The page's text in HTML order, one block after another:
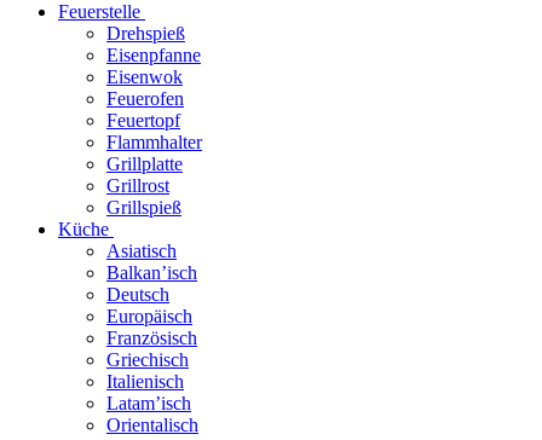
Feuerstelle
Drehspieß
Eisenpfanne
Eisenwok
Feuerofen
Feuertopf
Flammhalter
Grillplatte
Grillrost
Grillspieß
Küche
Asiatisch
Balkan’isch
Deutsch
Europäisch
Französisch
Griechisch
Italienisch
Latam’isch
Orientalisch